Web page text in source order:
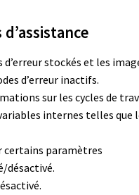
d’erreur stockés et les
d’erreur inactifs.
sur les cycles de
internes telles
certains paramètres
désactivé.